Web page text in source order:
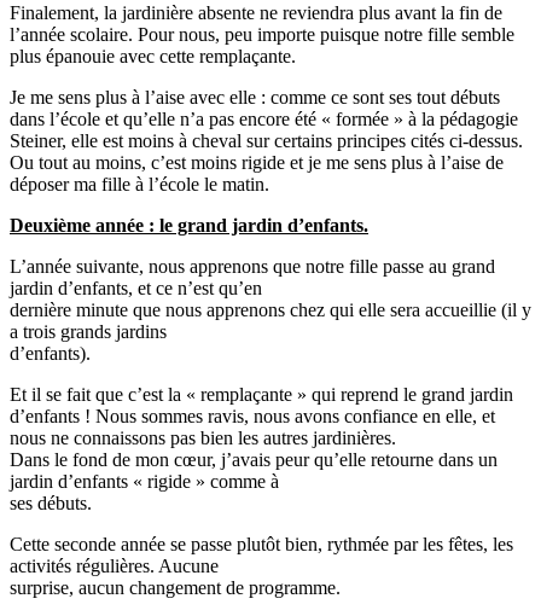
Finalement, la jardinière absente ne reviendra plus avant la fin de
l’année scolaire. Pour nous, peu importe puisque notre fille semble
plus épanouie avec cette remplaçante.
Je me sens plus à l’aise avec elle : comme ce sont ses tout débuts
dans l’école et qu’elle n’a pas encore été « formée » à la pédagogie
Steiner, elle est moins à cheval sur certains principes cités ci-dessus.
Ou tout au moins, c’est moins rigide et je me sens plus à l’aise de
déposer ma fille à l’école le matin.
Deuxième année : le grand jardin d’enfants.
L’année suivante, nous apprenons que notre fille passe au grand
jardin d’enfants, et ce n’est qu’en
dernière minute que nous apprenons chez qui elle sera accueillie (il y
a trois grands jardins
d’enfants).
Et il se fait que c’est la « remplaçante » qui reprend le grand jardin
d’enfants ! Nous sommes ravis, nous avons confiance en elle, et
nous ne connaissons pas bien les autres jardinières.
Dans le fond de mon cœur, j’avais peur qu’elle retourne dans un
jardin d’enfants « rigide » comme à
ses débuts.
Cette seconde année se passe plutôt bien, rythmée par les fêtes, les
activités régulières. Aucune
surprise, aucun changement de programme.